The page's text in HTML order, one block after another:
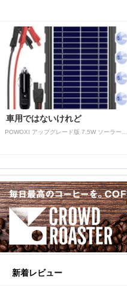
車用ではないけれど
新着レビュー